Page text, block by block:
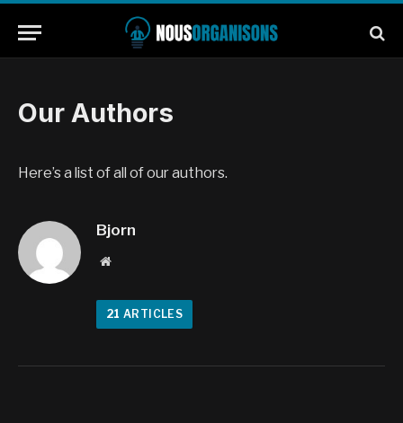
Our Authors
Here’s a list of all of our authors.
Bjorn
Website
21 ARTICLES